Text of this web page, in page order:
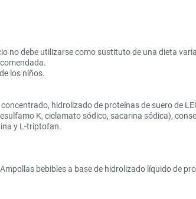
no debe utilizarse como sustituto de una dieta
los niños.
hidrolizado de proteínas de suero de
K, ciclamato sódico, sacarina sódica),
y L-triptofan.
bebibles a base de hidrolizado líquido de